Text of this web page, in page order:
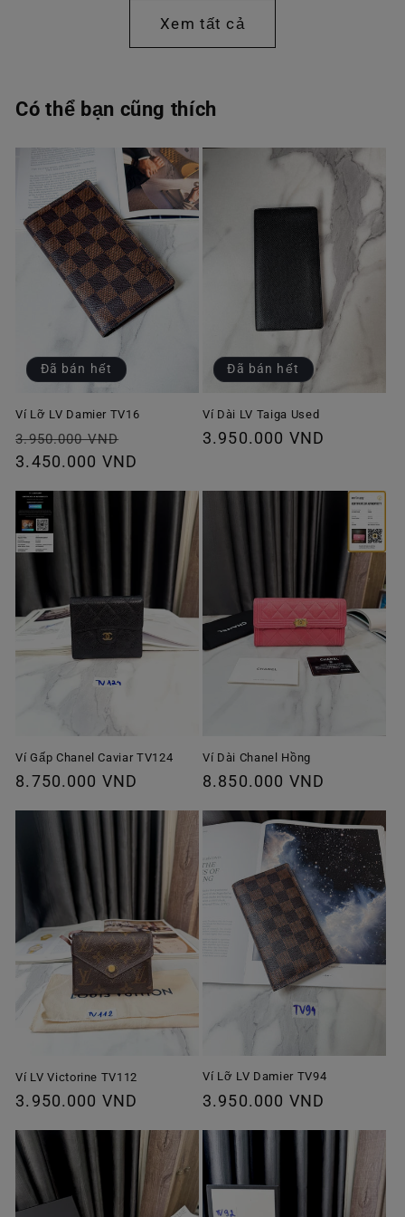
thường
Xem tất cả
Có thể bạn cũng thích
Đã bán hết
Ví Lỡ LV Damier TV16
Giá
thông
3.950.000 VND
ưu
3.450.000 VND
Đã bán hết
Ví Dài LV Taiga Used
Giá
3.950.000 VND
Ví Gấp Chanel Caviar TV124
Giá
8.750.000 VND
Ví Dài Chanel Hồng
Giá
thường
8.850.000 VND
Ví LV Victorine TV112
Giá
thường
3.950.000 VND
Ví Lỡ LV Damier TV94
Giá
thường
3.950.000 VND